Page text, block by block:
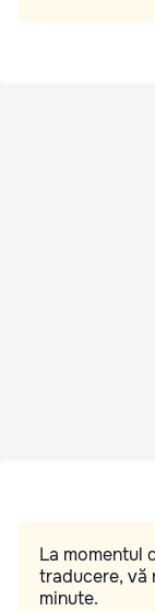
La momentul
traducere, vă
minute.